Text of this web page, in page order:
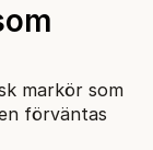
markör som
förväntas